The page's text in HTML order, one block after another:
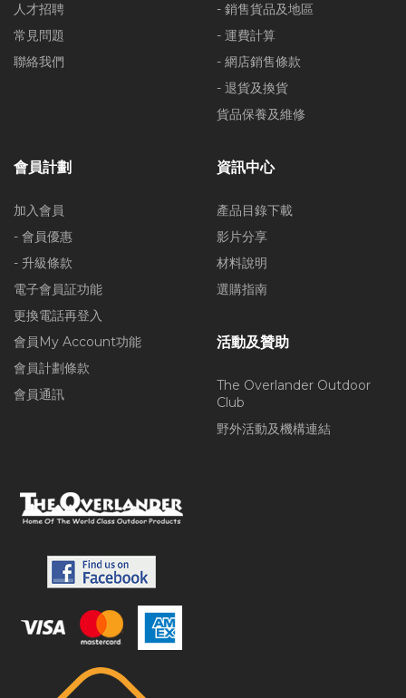
人才招聘
常見問題
聯絡我們
- 銷售貨品及地區
- 運費計算
- 網店銷售條款
- 退貨及換貨
貨品保養及維修
會員計劃
加入會員
- 會員優惠
- 升級條款
電子會員証功能
更換電話再登入
會員My Account功能
會員計劃條款
會員通訊
資訊中心
產品目錄下載
影片分享
材料說明
選購指南
活動及贊助
The Overlander Outdoor
Club
野外活動及機構連結